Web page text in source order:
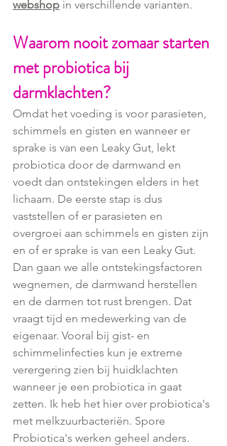
webshop in verschillende varianten.
Waarom nooit zomaar starten
met probiotica bij
darmklachten?
Omdat het voeding is voor parasieten,
schimmels en gisten en wanneer er
sprake is van een Leaky Gut, lekt
probiotica door de darmwand en
voedt dan ontstekingen elders in het
lichaam. De eerste stap is dus
vaststellen of er parasieten en
overgroei aan schimmels en gisten zijn
en of er sprake is van een Leaky Gut.
Dan gaan we alle ontstekingsfactoren
wegnemen, de darmwand herstellen
en de darmen tot rust brengen. Dat
vraagt tijd en medewerking van de
eigenaar. Vooral bij gist- en
schimmelinfecties kun je extreme
verergering zien bij huidklachten
wanneer je een probiotica in gaat
zetten. Ik heb het hier over probiotica's
met melkzuurbacteriën. Spore
Probiotica's werken geheel anders.